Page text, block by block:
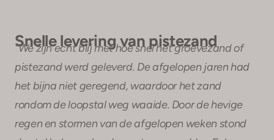
Snelle levering van pistezand
"We zijn echt blij met hoe snel het groevezand of
pistezand werd geleverd. De afgelopen jaren had
het bijna niet geregend, waardoor het zand
rondom de loopstal weg waaide. Door de hevige
regen en stormen van de afgelopen weken stond